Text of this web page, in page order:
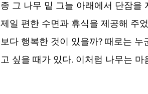
종 그 나무 밑 그늘 아래에서 단잠을
제일 편한 수면과 휴식을 제공해 주
보다 행복한 것이 있을까? 때로는
고 싶을 때가 있다. 이처럼 나무는